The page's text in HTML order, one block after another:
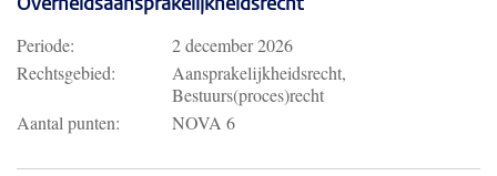
Overheidsaansprakelijkheidsrecht
Periode:
2 december 2026
Rechtsgebied:
Aansprakelijkheidsrecht,
Bestuurs(proces)recht
Aantal punten:
NOVA 6